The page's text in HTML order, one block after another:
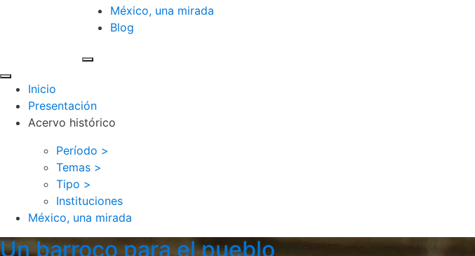
México, una mirada
Blog
Inicio
Presentación
Acervo histórico
Período >
Temas >
Tipo >
Instituciones
México, una mirada
Un barroco para el pueblo